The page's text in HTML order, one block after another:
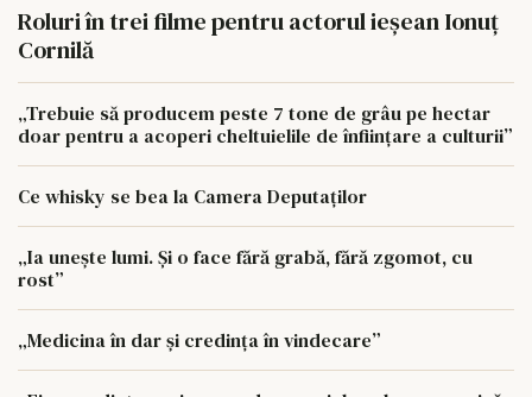
Roluri în trei filme pentru actorul ieşean Ionuţ
Cornilă
„Trebuie să producem peste 7 tone de grâu pe hectar
doar pentru a acoperi cheltuielile de înființare a culturii”
Ce whisky se bea la Camera Deputaților
„Ia unește lumi. Și o face fără grabă, fără zgomot, cu
rost”
„Medicina în dar și credința în vindecare”